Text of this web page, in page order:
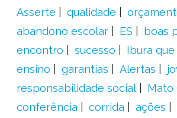
Asserte
qualidade
abandono escolar
ES
boas
encontro
sucesso
Ibura
ensino
garantias Alertas
responsabilidade social
Mato
conferência
corrida ações